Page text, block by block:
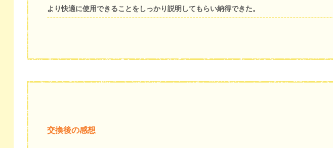
より快適に使用できることをしっかり説明してもらい納得できた。
交換後の感想